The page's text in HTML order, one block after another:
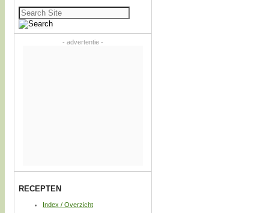
Zoeken
naar:
- advertentie -
RECEPTEN
Index / Overzicht